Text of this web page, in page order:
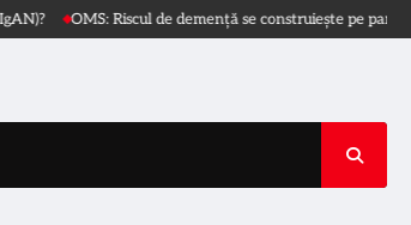
OMS: Riscul de demență se construiește pe parcursul